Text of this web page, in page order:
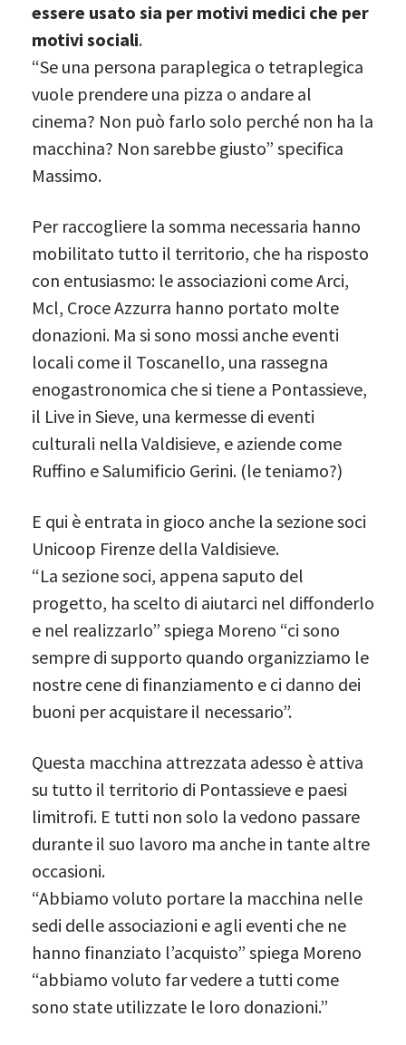
essere usato sia per motivi medici che per
motivi sociali.
“Se una persona paraplegica o tetraplegica
vuole prendere una pizza o andare al
cinema? Non può farlo solo perché non ha la
macchina? Non sarebbe giusto” specifica
Massimo.
Per raccogliere la somma necessaria hanno
mobilitato tutto il territorio, che ha risposto
con entusiasmo: le associazioni come Arci,
Mcl, Croce Azzurra hanno portato molte
donazioni. Ma si sono mossi anche eventi
locali come il Toscanello, una rassegna
enogastronomica che si tiene a Pontassieve,
il Live in Sieve, una kermesse di eventi
culturali nella Valdisieve, e aziende come
Ruffino e Salumificio Gerini. (le teniamo?)
E qui è entrata in gioco anche la sezione soci
Unicoop Firenze della Valdisieve.
“La sezione soci, appena saputo del
progetto, ha scelto di aiutarci nel diffonderlo
e nel realizzarlo” spiega Moreno “ci sono
sempre di supporto quando organizziamo le
nostre cene di finanziamento e ci danno dei
buoni per acquistare il necessario”.
Questa macchina attrezzata adesso è attiva
su tutto il territorio di Pontassieve e paesi
limitrofi. E tutti non solo la vedono passare
durante il suo lavoro ma anche in tante altre
occasioni.
“Abbiamo voluto portare la macchina nelle
sedi delle associazioni e agli eventi che ne
hanno finanziato l’acquisto” spiega Moreno
“abbiamo voluto far vedere a tutti come
sono state utilizzate le loro donazioni.”